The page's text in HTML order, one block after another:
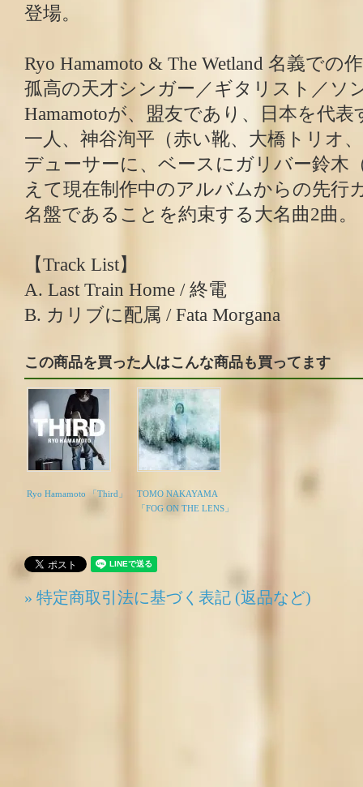
登場。
Ryo Hamamoto & The Wetland 名義での
孤高の天才シンガー／ギタリスト／ソ
Hamamotoが、盟友であり、日本を代
一人、神谷洵平（赤い靴、大橋トリオ
デューサーに、ベースにガリバー鈴木
えて現在制作中のアルバムからの先行
名盤であることを約束する大名曲2曲。
【Track List】
A. Last Train Home / 終電
B. カリブに配属 / Fata Morgana
この商品を買った人はこんな商品も買ってます
Ryo Hamamoto 「Third」
TOMO NAKAYAMA
「FOG ON THE LENS」
» 特定商取引法に基づく表記 (返品など)